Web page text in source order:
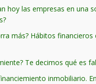
hoy las empresas en una
más? Hábitos
Te decimos qué es
inmobiliario.